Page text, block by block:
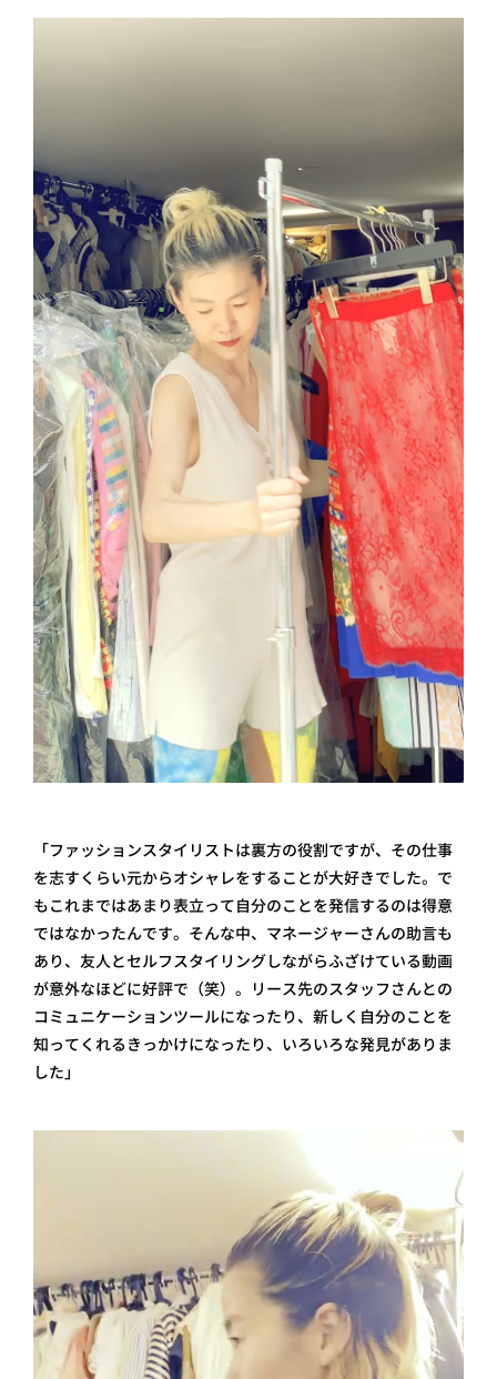
「ファッションスタイリストは裏方の役割ですが、その仕事
を志すくらい元からオシャレをすることが大好きでした。で
もこれまではあまり表立って自分のことを発信するのは得意
ではなかったんです。そんな中、マネージャーさんの助言も
あり、友人とセルフスタイリングしながらふざけている動画
が意外なほどに好評で（笑）。リース先のスタッフさんとの
コミュニケーションツールになったり、新しく自分のことを
知ってくれるきっかけになったり、いろいろな発見がありま
した」